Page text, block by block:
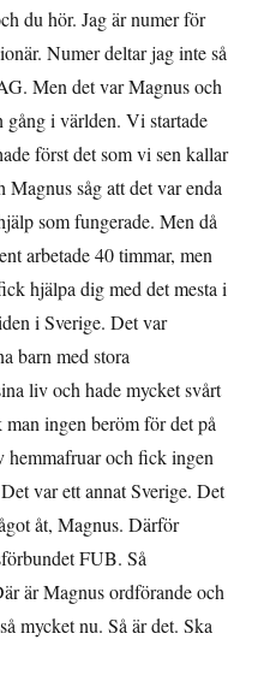
du hör. Jag är numer för
Numer deltar jag inte så
Men det var Magnus och
gång i världen. Vi startade
först det som vi sen kallar
Magnus såg att det var enda
som fungerade. Men då
arbetade 40 timmar, men
hjälpa dig med det mesta i
i Sverige. Det var
barn med stora
liv och hade mycket svårt
ingen beröm för det på
hemmafruar och fick ingen
var ett annat Sverige. Det
åt, Magnus. Därför
FUB. Så
är Magnus ordförande och
mycket nu. Så är det. Ska